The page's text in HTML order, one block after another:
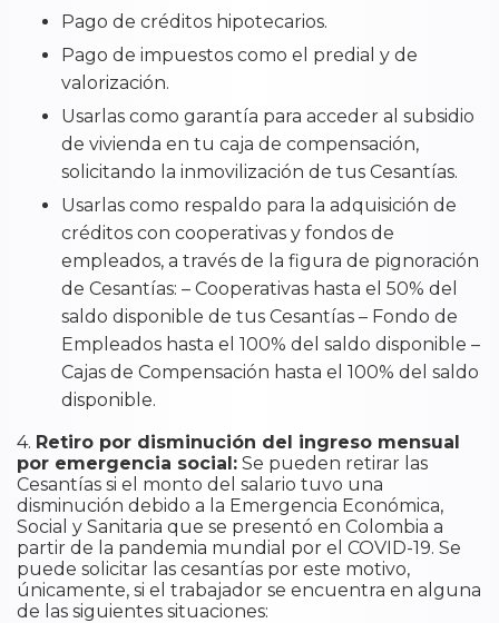
Pago de créditos hipotecarios.
Pago de impuestos como el predial y de
valorización.
Usarlas como garantía para acceder al subsidio
de vivienda en tu caja de compensación,
solicitando la inmovilización de tus Cesantías.
Usarlas como respaldo para la adquisición de
créditos con cooperativas y fondos de
empleados, a través de la figura de pignoración
de Cesantías: – Cooperativas hasta el 50% del
saldo disponible de tus Cesantías – Fondo de
Empleados hasta el 100% del saldo disponible –
Cajas de Compensación hasta el 100% del saldo
disponible.
4. Retiro por disminución del ingreso mensual
por emergencia social: Se pueden retirar las
Cesantías si el monto del salario tuvo una
disminución debido a la Emergencia Económica,
Social y Sanitaria que se presentó en Colombia a
partir de la pandemia mundial por el COVID-19. Se
puede solicitar las cesantías por este motivo,
únicamente, si el trabajador se encuentra en alguna
de las siguientes situaciones: